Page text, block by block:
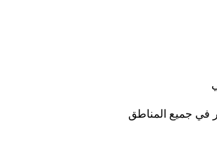
في جميع المناطق